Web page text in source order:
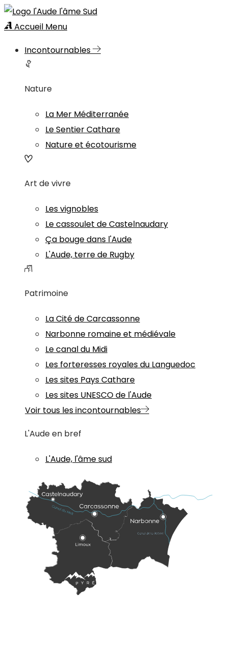
Accueil Menu
Incontournables
Nature
La Mer Méditerranée
Le Sentier Cathare
Nature et écotourisme
Art de vivre
Les vignobles
Le cassoulet de Castelnaudary
Ça bouge dans l'Aude
L'Aude, terre de Rugby
Patrimoine
La Cité de Carcassonne
Narbonne romaine et médiévale
Le canal du Midi
Les forteresses royales du Languedoc
Les sites Pays Cathare
Les sites UNESCO de l'Aude
Voir tous les incontournables
L'Aude en bref
L'Aude, l'âme sud